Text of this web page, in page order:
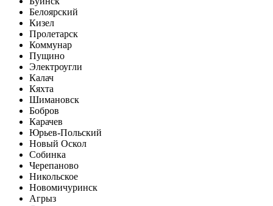
Белоярский
Кизел
Пролетарск
Коммунар
Пущино
Электроугли
Калач
Кяхта
Шимановск
Бобров
Карачев
Юрьев-Польский
Новый Оскол
Собинка
Черепаново
Никольское
Новомичуринск
Агрыз